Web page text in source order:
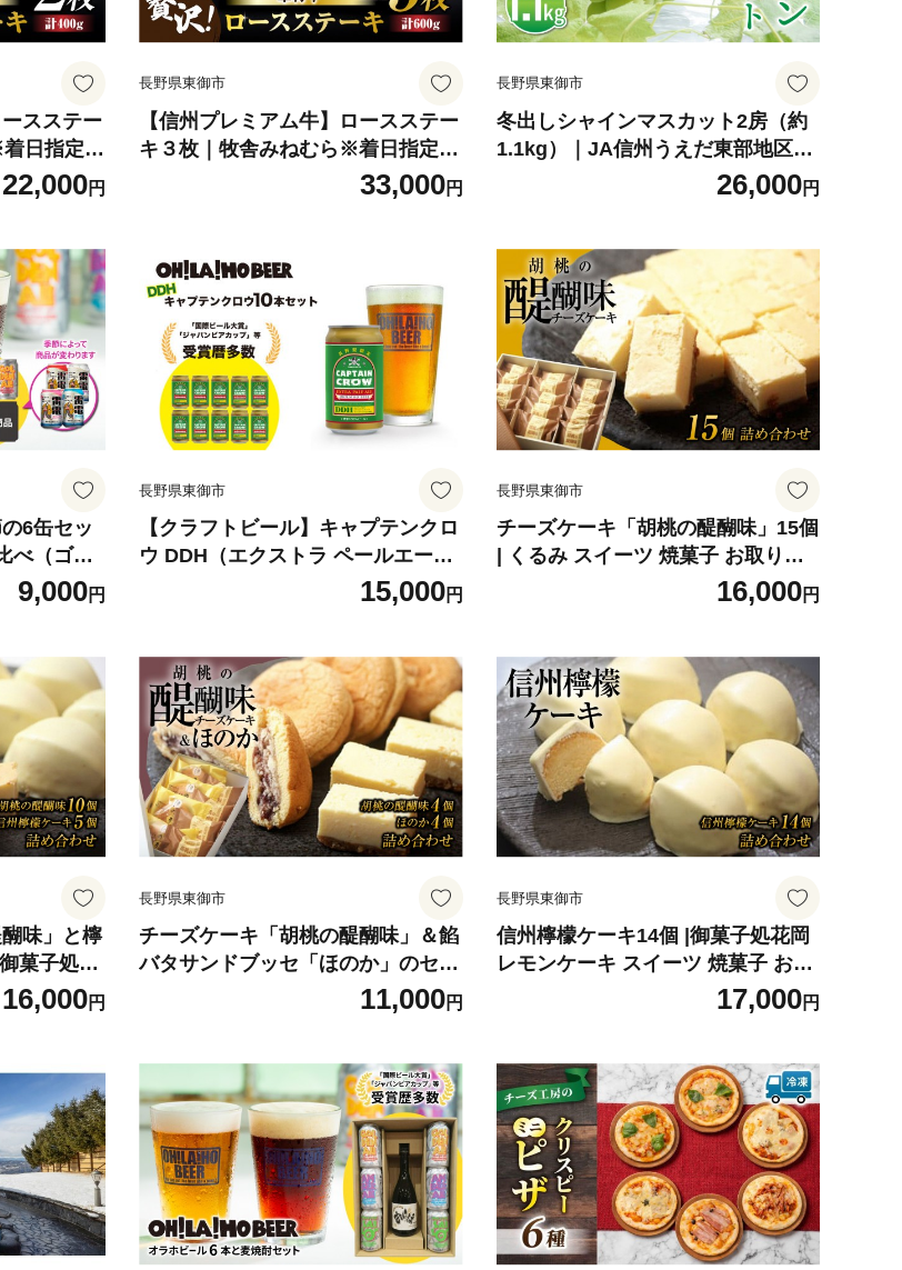
スステー
日指定不
22,000円
長野県東御市
【信州プレミアム牛】ロースステー
キ３枚｜牧舎みねむら※着日指定不
33,000円
長野県東御市
冬出しシャインマスカット2房（約
1.1kg）｜JA信州うえだ東部地区営
答用 ギフト 冬 フルーツ 果物 おす
026年11月下旬～12月中旬頃に順次
発送予定
26,000円
6缶セッ
べ（ゴー
ール、ヌ
）｜オラ
9,000円
長野県東御市
【クラフトビール】キャプテンクロ
ウ DDH（エクストラ ペールエー
ル）350ml 10缶セット｜オラホビ
15,000円
長野県東御市
チーズケーキ「胡桃の醍醐味」15個
| くるみ スイーツ 焼菓子 お取り寄
せ 個包装 冷凍 クッキー ギフト プ
レゼント お土産【御菓子処花岡】
16,000円
味」と檸
菓子処花
お取り寄
フト プ
16,000円
長野県東御市
チーズケーキ「胡桃の醍醐味」＆餡
バタサンドブッセ「ほのか」のセッ
11,000円
長野県東御市
信州檸檬ケーキ14個 |御菓子処花岡
レモンケーキ スイーツ 焼菓子 お取
り寄せ 個包装 冷凍 ギフト プレゼン
17,000円